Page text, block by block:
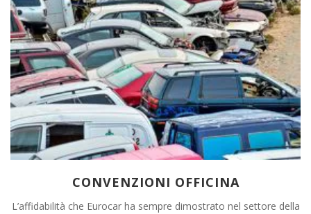
CONVENZIONI OFFICINA
L’affidabilità che Eurocar ha sempre dimostrato nel settore della